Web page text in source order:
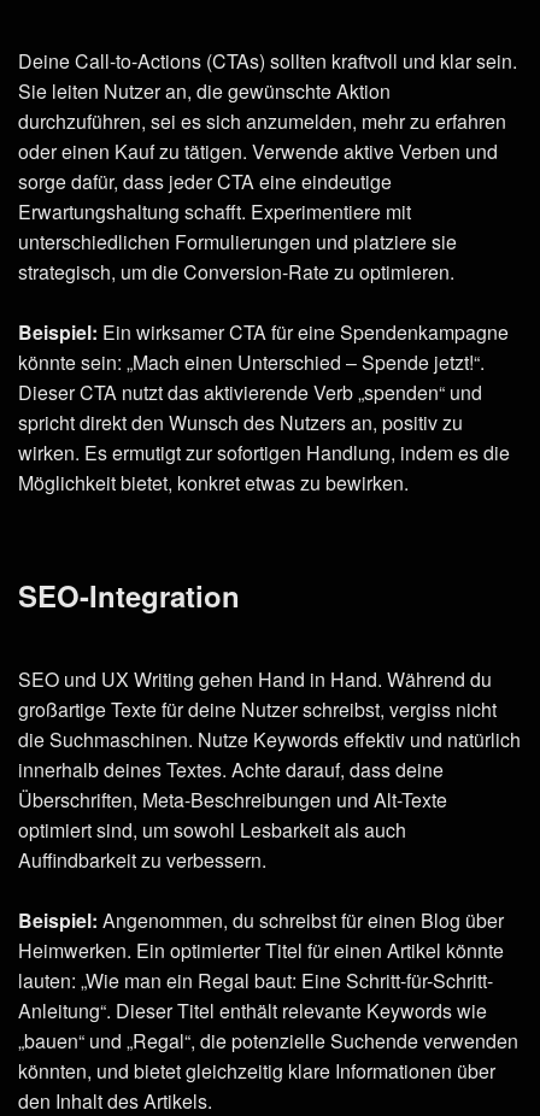
Deine Call-to-Actions (CTAs) sollten kraftvoll und klar sein.
Sie leiten Nutzer an, die gewünschte Aktion
durchzuführen, sei es sich anzumelden, mehr zu erfahren
oder einen Kauf zu tätigen. Verwende aktive Verben und
sorge dafür, dass jeder CTA eine eindeutige
Erwartungshaltung schafft. Experimentiere mit
unterschiedlichen Formulierungen und platziere sie
strategisch, um die Conversion-Rate zu optimieren.
Beispiel: Ein wirksamer CTA für eine Spendenkampagne
könnte sein: „Mach einen Unterschied – Spende jetzt!“.
Dieser CTA nutzt das aktivierende Verb „spenden“ und
spricht direkt den Wunsch des Nutzers an, positiv zu
wirken. Es ermutigt zur sofortigen Handlung, indem es die
Möglichkeit bietet, konkret etwas zu bewirken.
SEO-Integration
SEO und UX Writing gehen Hand in Hand. Während du
großartige Texte für deine Nutzer schreibst, vergiss nicht
die Suchmaschinen. Nutze Keywords effektiv und natürlich
innerhalb deines Textes. Achte darauf, dass deine
Überschriften, Meta-Beschreibungen und Alt-Texte
optimiert sind, um sowohl Lesbarkeit als auch
Auffindbarkeit zu verbessern.
Beispiel: Angenommen, du schreibst für einen Blog über
Heimwerken. Ein optimierter Titel für einen Artikel könnte
lauten: „Wie man ein Regal baut: Eine Schritt-für-Schritt-
Anleitung“. Dieser Titel enthält relevante Keywords wie
„bauen“ und „Regal“, die potenzielle Suchende verwenden
könnten, und bietet gleichzeitig klare Informationen über
den Inhalt des Artikels.